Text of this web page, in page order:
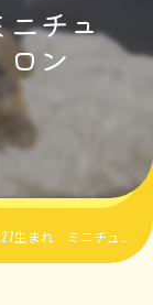
チュ
ン
ミニチュアダックスフンド ロング ...